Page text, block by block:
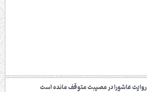
روایت عاشورا در مصیبت متوقف مانده است